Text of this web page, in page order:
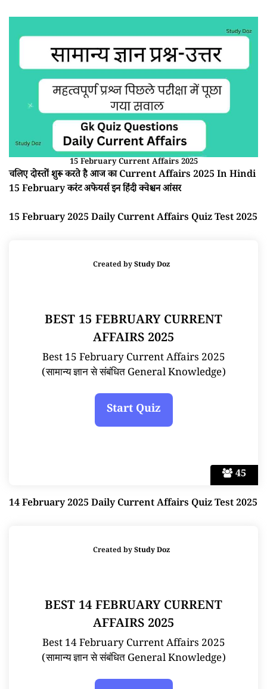
15 February Current Affairs 2025
चलिए दोस्तों शुरू करते है आज का Current Affairs 2025 In Hindi
15 February करंट अफेयर्स इन हिंदी क्वेश्चन आंसर
15 February 2025 Daily Current Affairs Quiz Test 2025
45
Created byStudy Doz
BEST 15 FEBRUARY CURRENT
AFFAIRS 2025
Best 15 February Current Affairs 2025
(सामान्य ज्ञान से संबंधित General Knowledge)
14 February 2025 Daily Current Affairs Quiz Test 2025
Created byStudy Doz
BEST 14 FEBRUARY CURRENT
AFFAIRS 2025
Best 14 February Current Affairs 2025
(सामान्य ज्ञान से संबंधित General Knowledge)